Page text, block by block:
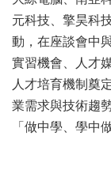
元科技、擎昊科
動，在座談會中
實習機會、人才
人才培育機制奠
業需求與技術趨
「做中學、學中